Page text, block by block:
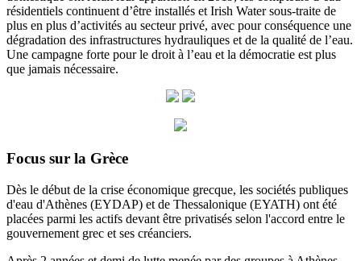
résidentiels continuent d’être installés et Irish Water sous-traite de
plus en plus d’activités au secteur privé, avec pour conséquence une
dégradation des infrastructures hydrauliques et de la qualité de l’eau.
Une campagne forte pour le droit à l’eau et la démocratie est plus
que jamais nécessaire.
Focus sur la Grèce
Dès le début de la crise économique grecque, les sociétés publiques
d'eau d'Athènes (EYDAP) et de Thessalonique (EYATH) ont été
placées parmi les actifs devant être privatisés selon l'accord entre le
gouvernement grec et ses créanciers.